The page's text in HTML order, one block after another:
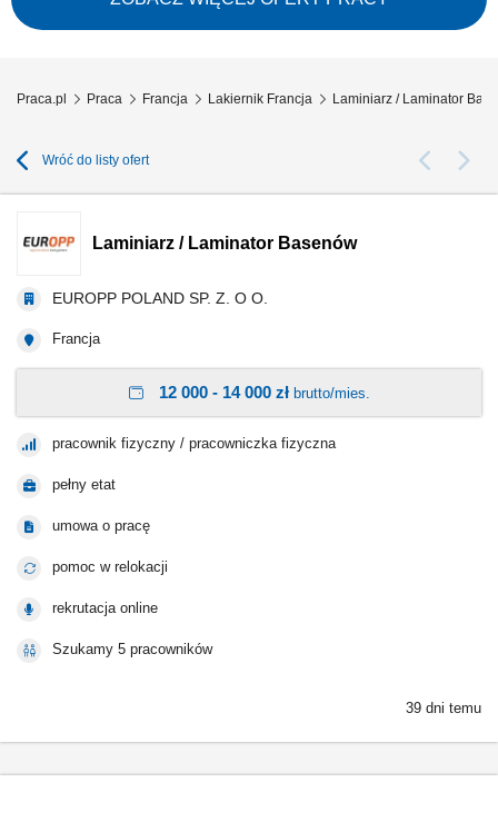
Praca.pl Praca Francja Lakiernik Francja Laminiarz / Laminator
Wróć do listy ofert
Laminiarz / Laminator Basenów
EUROPP POLAND SP. Z. O O.
Francja
12 000 - 14 000 złbrutto/mies.
pracownik fizyczny / pracowniczka fizyczna
pełny etat
umowa o pracę
pomoc w relokacji
rekrutacja online
Szukamy 5 pracowników
39 dni temu